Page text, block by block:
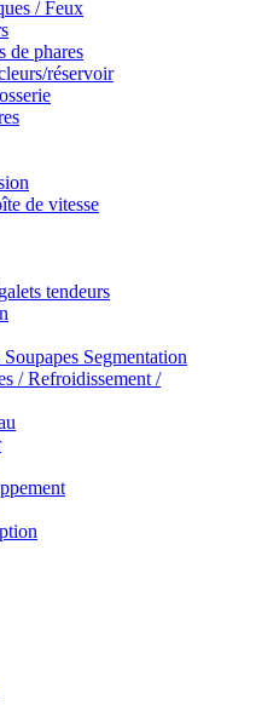
/ Feux
de phares
réservoir
de vitesse
tendeurs
Segmentation
/ Refroidissement /